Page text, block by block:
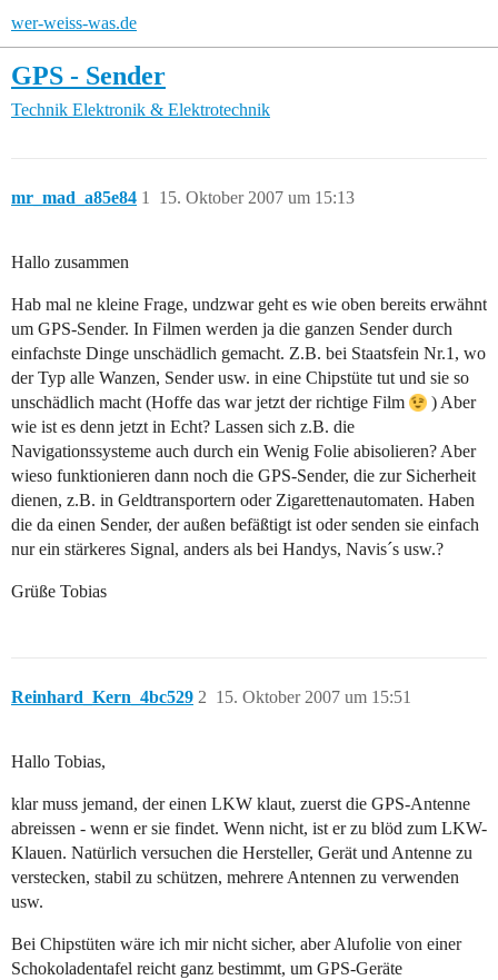
wer-weiss-was.de
GPS - Sender
Technik Elektronik & Elektrotechnik
mr_mad_a85e84 15. Oktober 2007 um 15:13
1
Hallo zusammen
Hab mal ne kleine Frage, undzwar geht es wie oben bereits erwähnt
um GPS-Sender. In Filmen werden ja die ganzen Sender durch
einfachste Dinge unschädlich gemacht. Z.B. bei Staatsfein Nr.1, wo
der Typ alle Wanzen, Sender usw. in eine Chipstüte tut und sie so
unschädlich macht (Hoffe das war jetzt der richtige Film
) Aber
wie ist es denn jetzt in Echt? Lassen sich z.B. die
Navigationssysteme auch durch ein Wenig Folie abisolieren? Aber
wieso funktionieren dann noch die GPS-Sender, die zur Sicherheit
dienen, z.B. in Geldtransportern oder Zigarettenautomaten. Haben
die da einen Sender, der außen befäßtigt ist oder senden sie einfach
nur ein stärkeres Signal, anders als bei Handys, Navis´s usw.?
Grüße Tobias
Reinhard_Kern_4bc529 15. Oktober 2007 um 15:51
2
Hallo Tobias,
klar muss jemand, der einen LKW klaut, zuerst die GPS-Antenne
abreissen - wenn er sie findet. Wenn nicht, ist er zu blöd zum LKW-
Klauen. Natürlich versuchen die Hersteller, Gerät und Antenne zu
verstecken, stabil zu schützen, mehrere Antennen zu verwenden
usw.
Bei Chipstüten wäre ich mir nicht sicher, aber Alufolie von einer
Schokoladentafel reicht ganz bestimmt, um GPS-Geräte